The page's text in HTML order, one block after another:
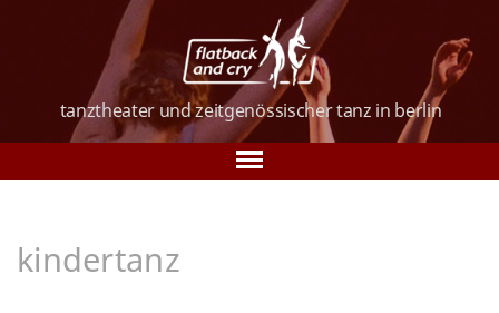
tanztheater undzeitgenössischer tanz in berlin
kindertanz